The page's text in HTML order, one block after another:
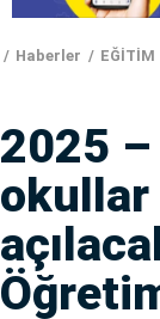
Haberler EĞİTİM
2025
okullar